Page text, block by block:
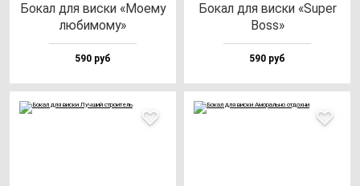
Бокал для вис­ки «Моему
лю­би­мо­му»
590 руб
Бокал для вис­ки «Super
Boss»
590 руб